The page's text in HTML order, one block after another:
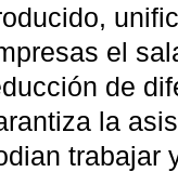
el
de
la
trabajar